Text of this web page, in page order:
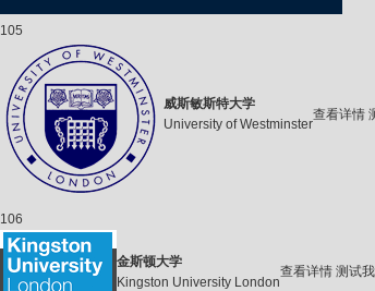
105
威斯敏斯特大学
University of Westminster
查看详情
106
金斯顿大学
Kingston University London
查看详情 测试